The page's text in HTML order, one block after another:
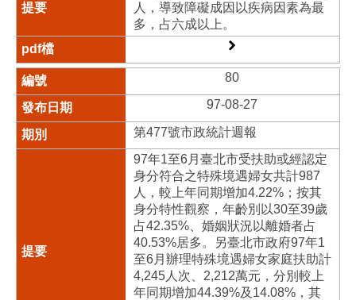
人，導致障礙成因以疾病因素為最
多，占六成以上。
80
97-08-27
第477號市政統計週報
97年1至6月臺北市受扶助或經認定
身分符合之特殊境遇婦女共計987
人，較上年同期增加4.22%；按其
身分特性觀察，年齡別以30至39歲
占42.35%、婚姻狀況以離婚者占
40.53%居多。另臺北市政府97年1
至6月辦理特殊境遇婦女家庭扶助計
4,245人次、2,212萬元，分別較上
年同期增加44.39%及14.08%，其